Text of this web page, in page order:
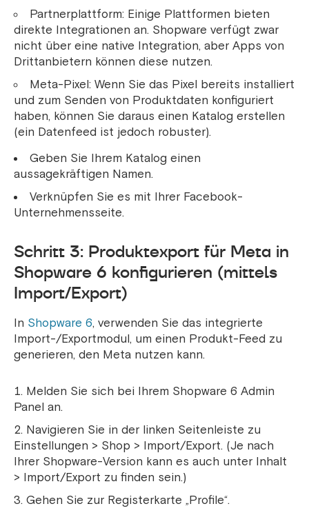
Partnerplattform: Einige Plattformen bieten
direkte Integrationen an. Shopware verfügt zwar
nicht über eine native Integration, aber Apps von
Drittanbietern können diese nutzen.
Meta-Pixel: Wenn Sie das Pixel bereits installiert
und zum Senden von Produktdaten konfiguriert
haben, können Sie daraus einen Katalog erstellen
(ein Datenfeed ist jedoch robuster).
Geben Sie Ihrem Katalog einen
aussagekräftigen Namen.
Verknüpfen Sie es mit Ihrer Facebook-
Unternehmensseite.
Schritt 3: Produktexport für Meta in
Shopware 6 konfigurieren (mittels
Import/Export)
In Shopware 6, verwenden Sie das integrierte
Import-/Exportmodul, um einen Produkt-Feed zu
generieren, den Meta nutzen kann.
Melden Sie sich bei Ihrem Shopware 6 Admin
Panel an.
Navigieren Sie in der linken Seitenleiste zu
Einstellungen > Shop > Import/Export. (Je nach
Ihrer Shopware-Version kann es auch unter Inhalt
> Import/Export zu finden sein.)
Gehen Sie zur Registerkarte „Profile“.